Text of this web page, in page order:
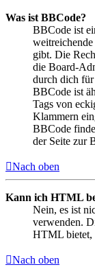
Was ist BBCode?
BBCode ist
gibt. Die
die Board-
durch dich
BBCode ist
Tags von
Klammern
BBCode
der Seite zur
Nach oben
Kann ich HTML
Nein, es ist
verwenden.
HTML bietet,
Nach oben